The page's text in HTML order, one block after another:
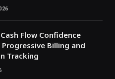
Flow Confidence
Billing and
Tracking